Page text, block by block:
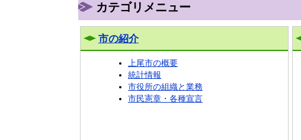
カテゴリメニュー
市の紹介
上尾市の概要
統計情報
市役所の組織と業務
市民憲章・各種宣言